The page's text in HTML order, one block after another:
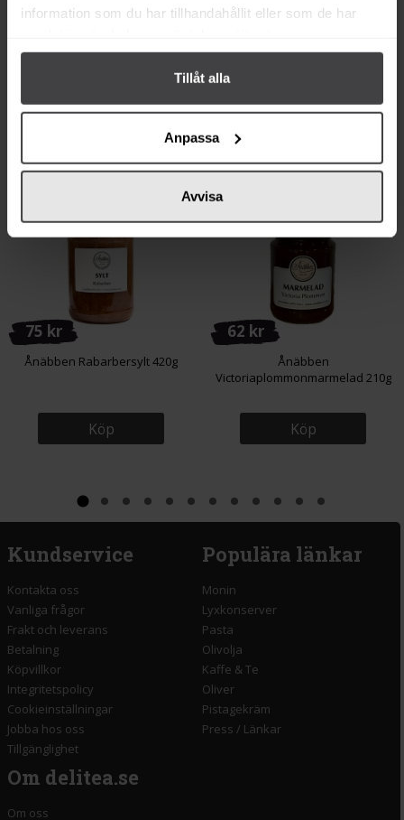
information som du har tillhandahållit eller som de har
Tillåt alla
Anpassa
Avvisa
Från samma varumärke
75 kr
Ånäbben Rabarbersylt 420g
Köp
62 kr
Ånäbben
Victoriaplommonmarmelad 210g
Köp
Kundservice
Kontakta oss
Vanliga frågor
Frakt och leverans
Betalning
Köpvillkor
Integritetspolicy
Cookieinställningar
Jobba hos oss
Tillgänglighet
Populära länkar
Monin
Lyxkonserver
Pasta
Olivolja
Kaffe & Te
Oliver
Pistagekräm
Press / Länkar
Om delitea.se
Om oss